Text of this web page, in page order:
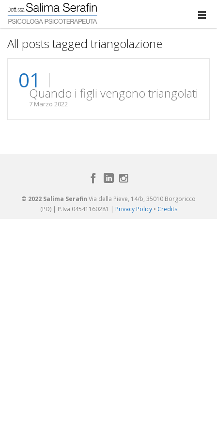
All posts tagged triangolazione
01Quando i figli vengono triangolati
7 Marzo 2022
© 2022 Salima Serafin Via della Pieve, 14/b, 35010 Borgoricco
(PD) | P.Iva 04541160281 | Privacy Policy• Credits